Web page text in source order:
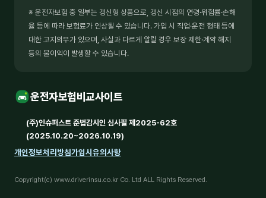
※ 운전자보험 중 일부는 갱신형 상품으로, 갱신 시점의 연령·위험률·손해
율 등에 따라 보험료가 인상될 수 있습니다. 가입 시 직업·운전 형태 등에
대한 고지의무가 있으며, 사실과 다르게 알릴 경우 보장 제한·계약 해지
등의 불이익이 발생할 수 있습니다.
운전자보험비교사이트
(주)인슈퍼스트 준법감시인 심사필 제2025-62호
(2025.10.20~2026.10.19)
개인정보처리방침가입시유의사항
Copyright(c) www.driverinsu.co.kr Co. Ltd ALL Rights Reserved.